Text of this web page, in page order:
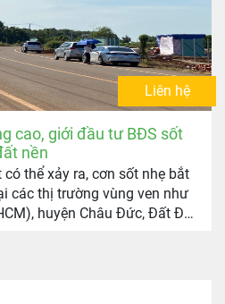
Liên hệ
cao, giới đầu tư BĐS sốt
nền
thể xảy ra, cơn sốt nhẹ bắt
các thị trường vùng ven như
huyện Châu Đức, Đất Đỏ